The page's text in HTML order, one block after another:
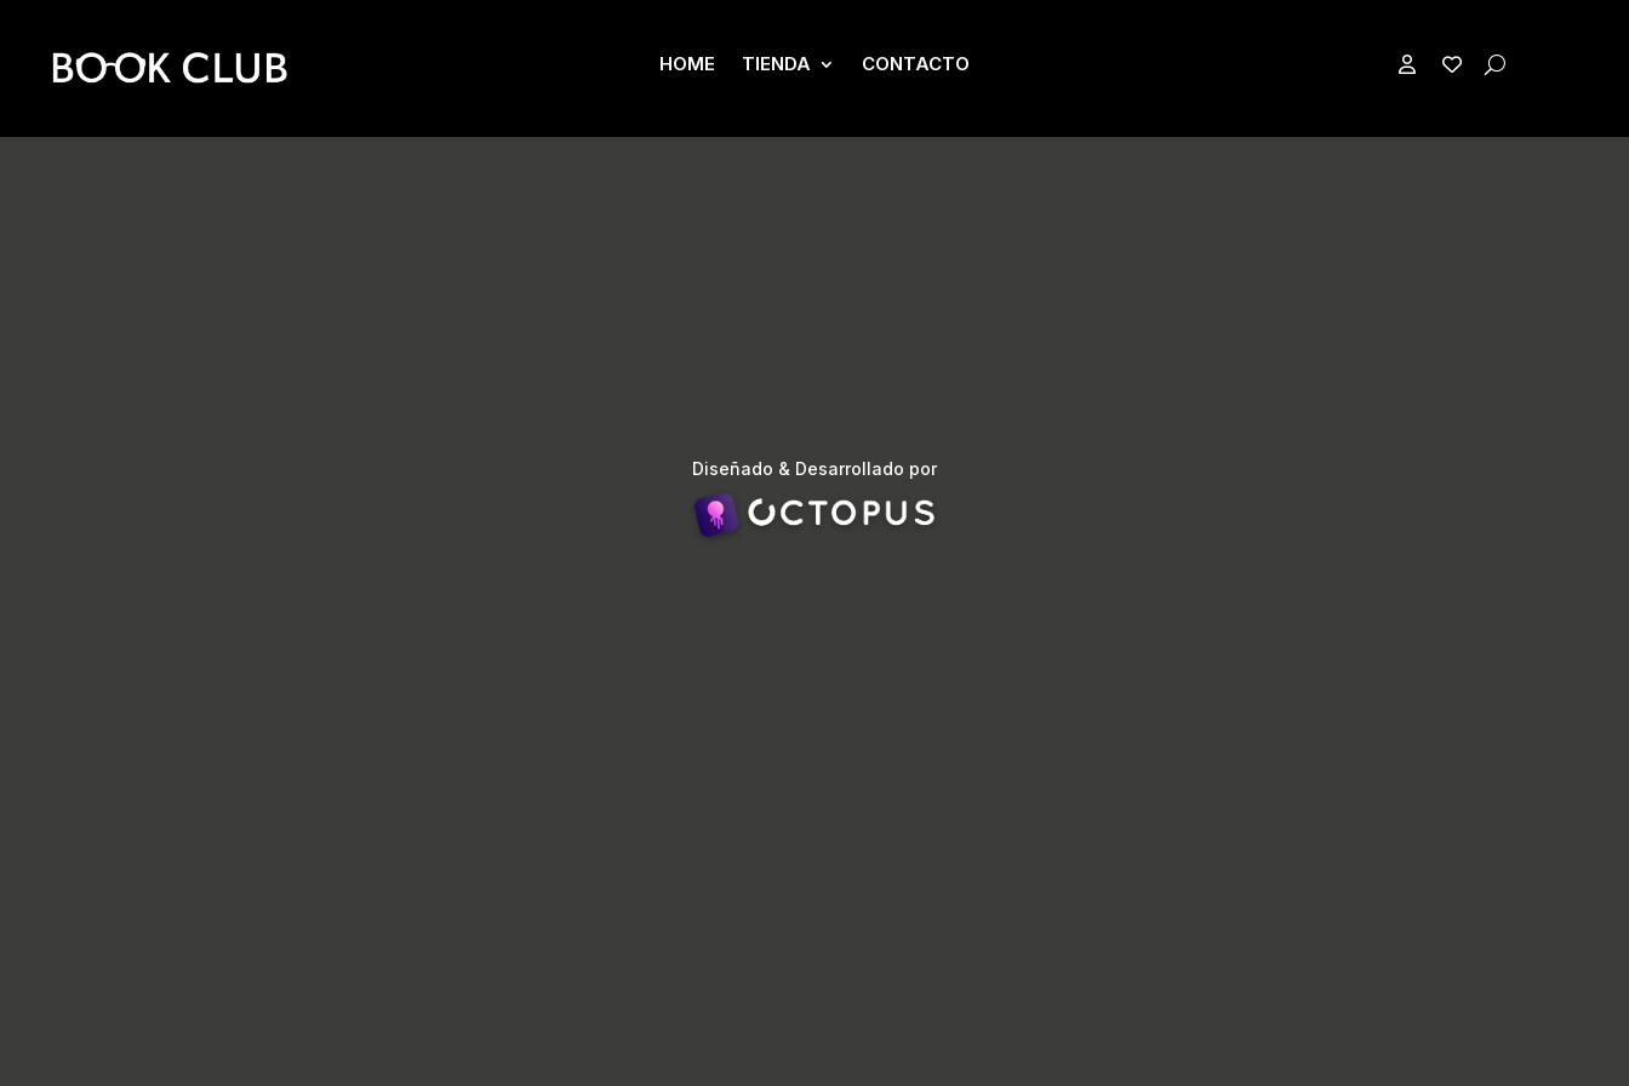
HOME TIENDA CONTACTO
Diseñado & Desarrollado por